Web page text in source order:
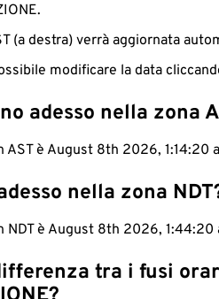
(a destra) verrà aggiornata
modificare la data
adesso nella zona
AST è August 8th 2026, 1:14:21
nella zona
NDT è August 8th 2026, 1:44:21
tra i fusi